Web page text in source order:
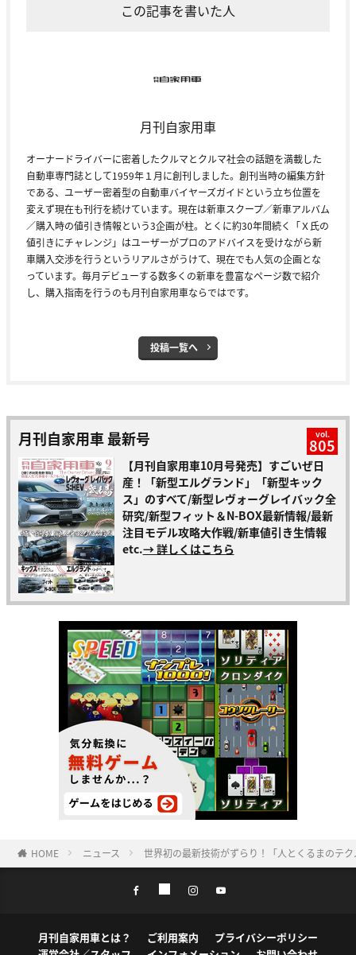
この記事を書いた人
月刊自家用車
オーナードライバーに密着したクルマとクルマ社会の話題を満載した
自動車専門誌として1959年１月に創刊しました。創刊当時の編集方針
である、ユーザー密着型の自動車バイヤーズガイドという立ち位置を
変えず現在も刊行を続けています。現在は新車スクープ／新車アルバム
／購入時の値引き情報という3企画が柱。とくに約30年間続く「Ｘ氏の
値引きにチャレンジ」はユーザーがプロのアドバイスを受けながら新
車購入交渉を行うというリアルさがうけて、現在でも人気の企画とな
っています。毎月デビューする数多くの新車を豊富なページ数で紹介
し、購入指南を行うのも月刊自家用車ならではです。
投稿一覧へ
月刊自家用車 最新号 vol.
805
【月刊自家用車10月号発売】すごいぜ日
産！「新型エルグランド」「新型キック
ス」のすべて/新型レヴォーグレイバック全
研究/新型フィット＆N-BOX最新情報/最新
注目モデル攻略大作戦/新車値引き生情報
etc.→ 詳しくはこちら
HOME ニュース 世界初の最新技術がずらり！「人とくるまのテ
月刊自家用車とは？ ご利用案内
プライバシーポリシー